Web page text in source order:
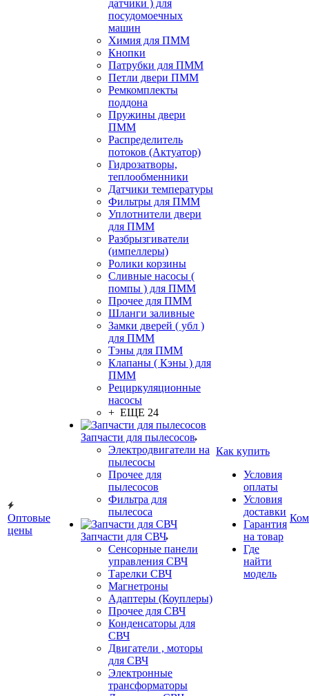
Оптовые
цены
датчики ) для
посудомоечных
машин
Химия для ПММ
Кнопки
Патрубки для ПММ
Петли двери ПММ
Ремкомплекты
поддона
Пружины двери
ПММ
Распределитель
потоков (Актуатор)
Гидрозатворы,
теплообменники
Датчики температуры
Фильтры для ПММ
Уплотнители двери
для ПММ
Разбрызгиватели
(импеллеры)
Ролики корзины
Сливные насосы (
помпы ) для ПММ
Прочее для ПММ
Шланги заливные
Замки дверей ( убл )
для ПММ
Тэны для ПММ
Клапаны ( Кэны ) для
ПММ
Рециркуляционные
насосы
+ ЕЩЕ 24
Запчасти для пылесосов
Электродвигатели на
пылесосы
Прочее для
пылесосов
Фильтра для
пылесоса
Запчасти для СВЧ
Сенсорные панели
управления СВЧ
Тарелки СВЧ
Магнетроны
Адаптеры (Коуплеры)
Прочее для СВЧ
Конденсаторы для
СВЧ
Двигатели , моторы
для СВЧ
Электронные
трансформаторы
Как купить
Условия
оплаты
Условия
доставки
Гарантия
на товар
Где
найти
модель